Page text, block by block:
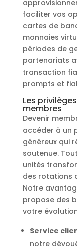
faciliter vos
cartes de
monnaies
périodes de
partenariats
transaction
prompts et
Les
membres
Devenir
accéder à un
généreux qui
soutenue.
unités
des rotations
Notre
propose des
votre
Service
notre